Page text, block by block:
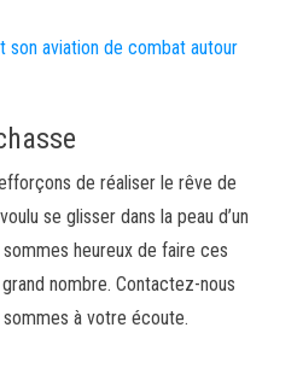
son aviation de combat autour
de réaliser le rêve de
se glisser dans la peau d’un
heureux de faire ces
nombre. Contactez-nous
à votre écoute.